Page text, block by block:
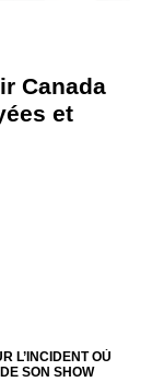
Canada
et
L’INCIDENT OÙ
SON SHOW